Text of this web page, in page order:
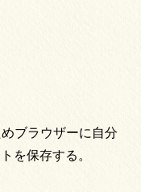
ブラウザーに自分
を保存する。